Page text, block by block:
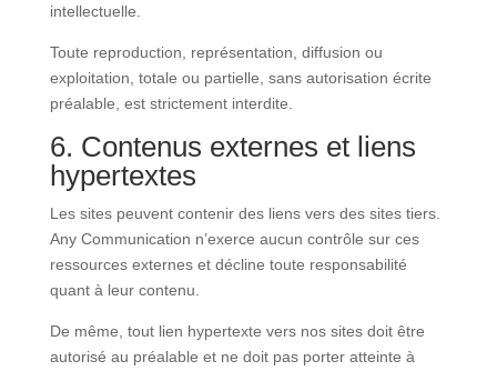
intellectuelle.
Toute reproduction, représentation, diffusion ou
exploitation, totale ou partielle, sans autorisation écrite
préalable, est strictement interdite.
6. Contenus externes et liens
hypertextes
Les sites peuvent contenir des liens vers des sites tiers.
Any Communication n’exerce aucun contrôle sur ces
ressources externes et décline toute responsabilité
quant à leur contenu.
De même, tout lien hypertexte vers nos sites doit être
autorisé au préalable et ne doit pas porter atteinte à